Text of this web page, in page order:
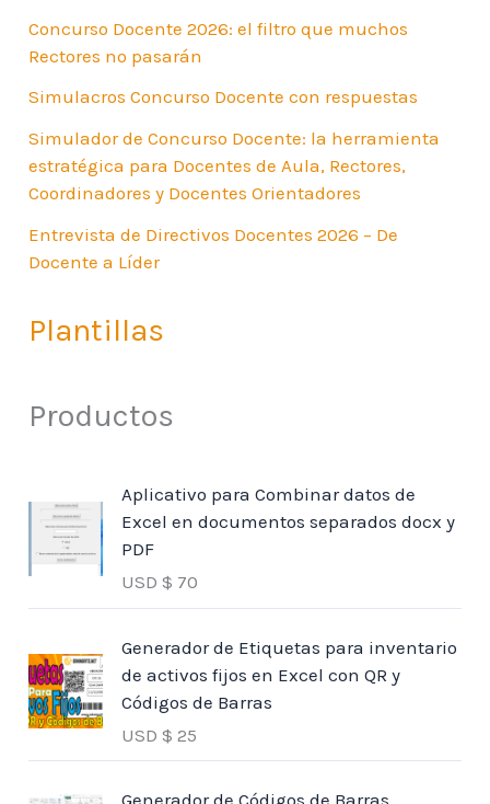
Concurso Docente 2026: el filtro que muchos
Rectores no pasarán
Simulacros Concurso Docente con respuestas
Simulador de Concurso Docente: la herramienta
estratégica para Docentes de Aula, Rectores,
Coordinadores y Docentes Orientadores
Entrevista de Directivos Docentes 2026 – De
Docente a Líder
Plantillas
Productos
Aplicativo para Combinar datos de
Excel en documentos separados docx y
PDF
USD $ 70
Generador de Etiquetas para inventario
de activos fijos en Excel con QR y
Códigos de Barras
USD $ 25